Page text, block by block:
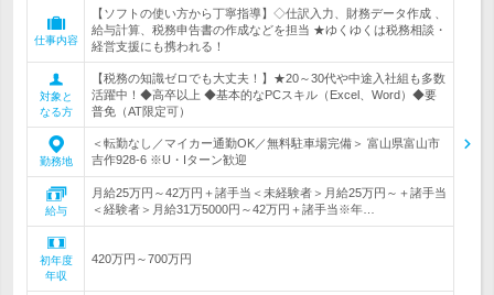
仕事内容
【ソフトの使い方から丁寧指導】◇仕訳入力、財務データ作成 、
給与計算、税務申告書の作成などを担当 ★ゆくゆくは税務相談・
経営支援にも携われる！
対象と
なる方
【税務の知識ゼロでも大丈夫！】★20～30代や中途入社組も多数
活躍中！◆高卒以上 ◆基本的なPCスキル（Excel、Word）◆要
普免（AT限定可）
勤務地
＜転勤なし／マイカー通勤OK／無料駐車場完備＞ 富山県富山市
吉作928-6 ※U・Iターン歓迎
給与
月給25万円～42万円＋諸手当＜未経験者＞月給25万円～＋諸手当
＜経験者＞月給31万5000円～42万円＋諸手当※年…
初年度
年収
420万円～700万円